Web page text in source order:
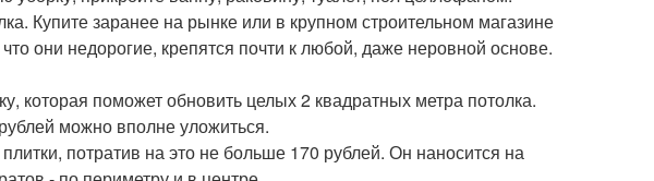
Купите заранее на рынке или в крупном строительном магазине
они недорогие, крепятся почти к любой, даже неровной основе.
которая поможет обновить целых 2 квадратных метра потолка.
можно вполне уложиться.
потратив на это не больше 170 рублей. Он наносится на